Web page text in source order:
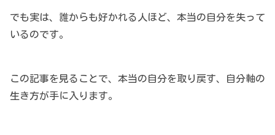
でも実は、誰からも好かれる人ほど、本当の自分を失って
いるのです。
この記事を見ることで、本当の自分を取り戻す、自分軸の
生き方が手に入ります。